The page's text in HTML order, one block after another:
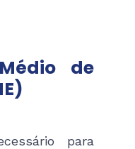
de
para